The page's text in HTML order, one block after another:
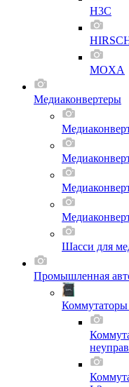
H3C
MOXA
Медиаконвертеры
Шасси для
Промышленная